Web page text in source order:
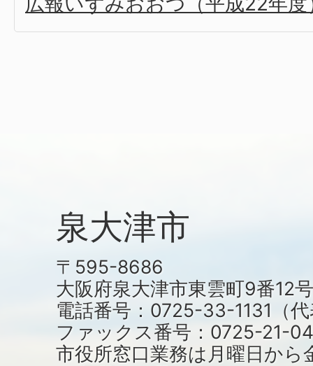
泉大津市
〒595-8686
大阪府泉大津市東雲町9番12号
電話番号：0725-33-1131（
ファックス番号：0725-21-
市役所窓口業務は月曜日から